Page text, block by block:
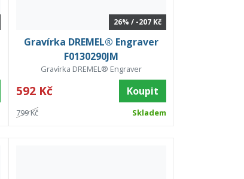
26% / -207 Kč
Gravírka DREMEL® Engraver
F0130290JM
Gravírka DREMEL® Engraver
592 Kč Koupit
799 Kč Skladem